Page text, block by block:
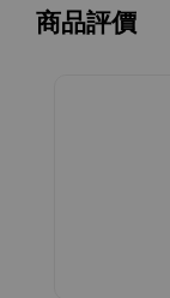
商品評價